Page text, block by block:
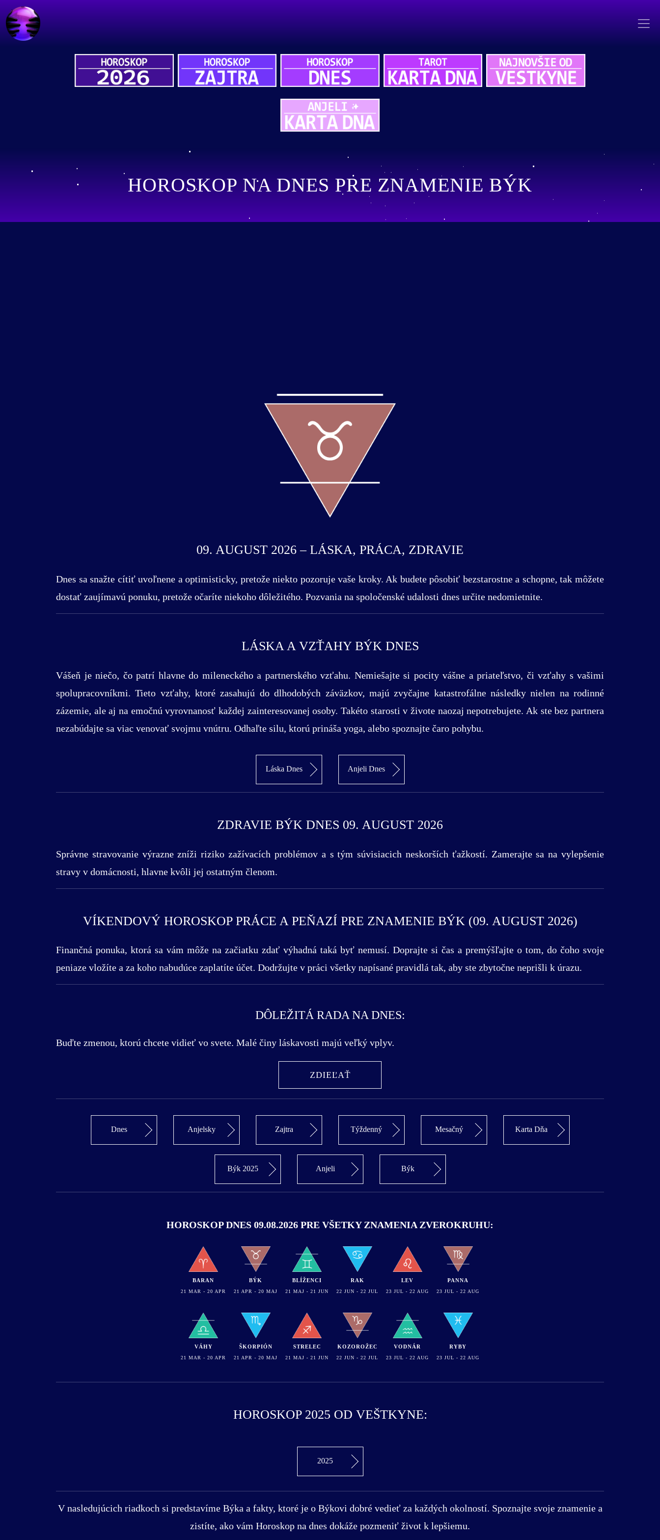
HOROSKOP NA DNES PRE ZNAMENIE BÝK
09. AUGUST 2026 – LÁSKA, PRÁCA, ZDRAVIE
Dnes sa snažte cítiť uvoľnene a optimisticky, pretože niekto pozoruje vaše kroky. Ak budete pôsobiť bezstarostne a schopne, tak môžete
dostať zaujímavú ponuku, pretože očaríte niekoho dôležitého. Pozvania na spoločenské udalosti dnes určite nedomietnite.
LÁSKA A VZŤAHY BÝK DNES
Vášeň je niečo, čo patrí hlavne do mileneckého a partnerského vzťahu. Nemiešajte si pocity vášne a priateľstvo, či vzťahy s vašimi
spolupracovníkmi. Tieto vzťahy, ktoré zasahujú do dlhodobých záväzkov, majú zvyčajne katastrofálne následky nielen na rodinné
zázemie, ale aj na emočnú vyrovnanosť každej zainteresovanej osoby. Takéto starosti v živote naozaj nepotrebujete. Ak ste bez partnera
nezabúdajte sa viac venovať svojmu vnútru. Odhaľte silu, ktorú prináša yoga, alebo spoznajte čaro pohybu.
Láska Dnes Anjeli Dnes
ZDRAVIE BÝK DNES 09. AUGUST 2026
Správne stravovanie výrazne zníži riziko zažívacích problémov a s tým súvisiacich neskorších ťažkostí. Zamerajte sa na vylepšenie
stravy v domácnosti, hlavne kvôli jej ostatným členom.
VÍKENDOVÝ HOROSKOP PRÁCE A PEŇAZÍ PRE ZNAMENIE BÝK (09. AUGUST 2026)
Finančná ponuka, ktorá sa vám môže na začiatku zdať výhadná taká byť nemusí. Doprajte si čas a premýšľajte o tom, do čoho svoje
peniaze vložíte a za koho nabudúce zaplatíte účet. Dodržujte v práci všetky napísané pravidlá tak, aby ste zbytočne neprišli k úrazu.
DÔLEŽITÁ RADA NA DNES:
Buďte zmenou, ktorú chcete vidieť vo svete. Malé činy láskavosti majú veľký vplyv.
ZDIEĽAŤ
Dnes Anjelsky Zajtra Týždenný Mesačný Karta Dňa
Býk 2025 Anjeli Býk
HOROSKOP DNES 09.08.2026 PRE VŠETKY ZNAMENIA ZVEROKRUHU:
BARAN
21 MAR - 20 APR
BÝK
21 APR - 20 MAJ
BLÍŽENCI
21 MAJ - 21 JUN
RAK
22 JUN - 22 JUL
LEV
23 JUL - 22 AUG
PANNA
23 JUL - 22 AUG
VÁHY
21 MAR - 20 APR
ŠKORPIÓN
21 APR - 20 MAJ
STRELEC
21 MAJ - 21 JUN
KOZOROŽEC
22 JUN - 22 JUL
VODNÁR
23 JUL - 22 AUG
RYBY
23 JUL - 22 AUG
HOROSKOP 2025 OD VEŠTKYNE:
2025
V nasledujúcich riadkoch si predstavíme Býka a fakty, ktoré je o Býkovi dobré vedieť za každých okolností. Spoznajte svoje znamenie a
zistíte, ako vám Horoskop na dnes dokáže pozmeniť život k lepšiemu.